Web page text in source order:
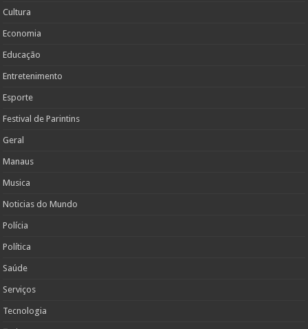
Cultura
Economia
Educação
Entretenimento
Esporte
Festival de Parintins
Geral
Manaus
Musica
Noticias do Mundo
Polícia
Política
Saúde
Serviços
Tecnologia